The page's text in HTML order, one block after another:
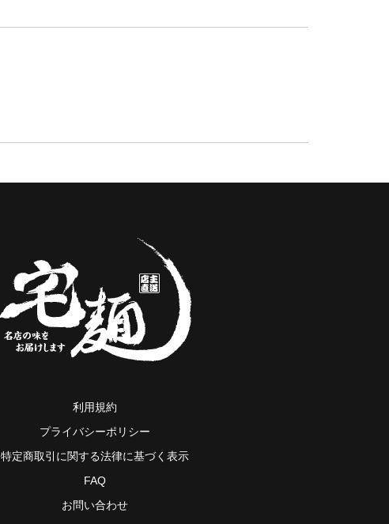
利用規約
プライバシーポリシー
特定商取引に関する法律に基づく表示
FAQ
お問い合わせ